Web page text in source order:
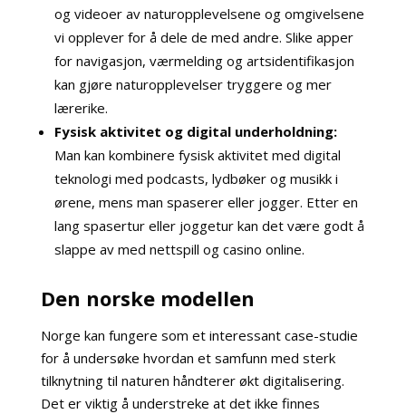
og videoer av naturopplevelsene og omgivelsene
vi opplever for å dele de med andre. Slike apper
for navigasjon, værmelding og artsidentifikasjon
kan gjøre naturopplevelser tryggere og mer
lærerike.
Fysisk aktivitet og digital underholdning:
Man kan kombinere fysisk aktivitet med digital
teknologi med podcasts, lydbøker og musikk i
ørene, mens man spaserer eller jogger. Etter en
lang spasertur eller joggetur kan det være godt å
slappe av med nettspill og casino online.
Den norske modellen
Norge kan fungere som et interessant case-studie
for å undersøke hvordan et samfunn med sterk
tilknytning til naturen håndterer økt digitalisering.
Det er viktig å understreke at det ikke finnes